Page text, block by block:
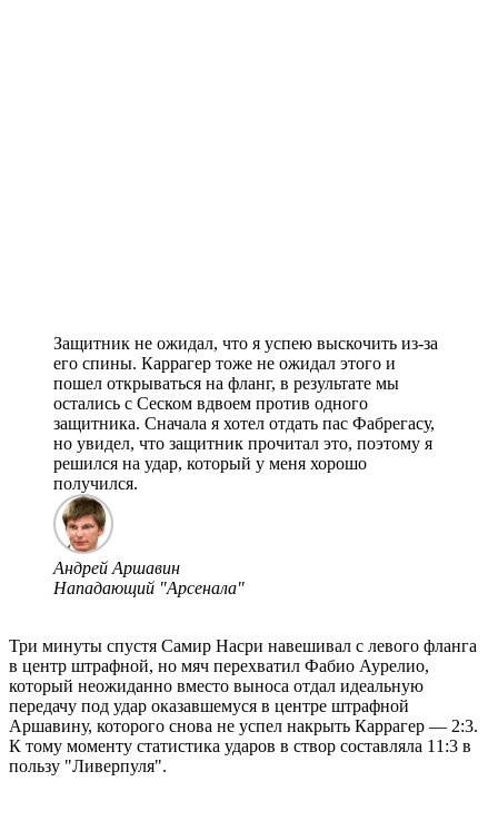
Защитник не ожидал, что я успею выскочить из-за
его спины. Каррагер тоже не ожидал этого и
пошел открываться на фланг, в результате мы
остались с Сеском вдвоем против одного
защитника. Сначала я хотел отдать пас Фабрегасу,
но увидел, что защитник прочитал это, поэтому я
решился на удар, который у меня хорошо
получился.
Андрей Аршавин
Нападающий "Арсенала"
Три минуты спустя Самир Насри навешивал с левого фланга
в центр штрафной, но мяч перехватил Фабио Аурелио,
который неожиданно вместо выноса отдал идеальную
передачу под удар оказавшемуся в центре штрафной
Аршавину, которого снова не успел накрыть Каррагер — 2:3.
К тому моменту статистика ударов в створ составляла 11:3 в
пользу "Ливерпуля".